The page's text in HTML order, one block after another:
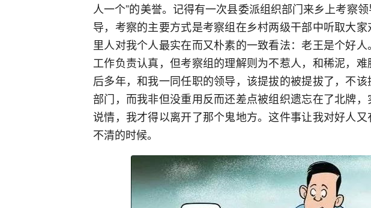
人一个”的美誉。记得有一次县委派组织部门来乡上考察
导，考察的主要方式是考察组在乡村两级干部中听取大
里人对我个人最实在而又朴素的一致看法：老王是个好人
工作负责认真，但考察组的理解则为不惹人，和稀泥，
后多年，和我一同任职的领导，该提拔的被提拔了，不
部门，而我非但没重用反而还差点被组织遗忘在了北牌
说情，我才得以离开了那个鬼地方。这件事让我对好人
不清的时候。